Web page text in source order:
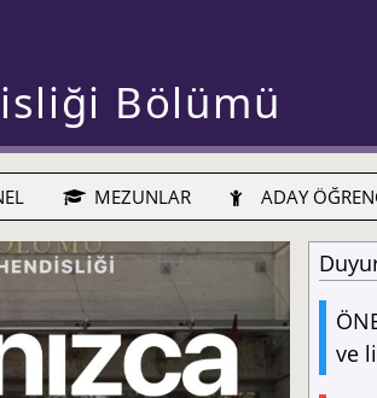
Bölümü
MEZUNLAR ADAY
ve